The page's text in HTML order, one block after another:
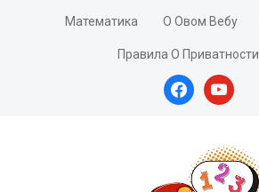
Математика О Овом Вебу
Правила О Приватности
facebookyoutube